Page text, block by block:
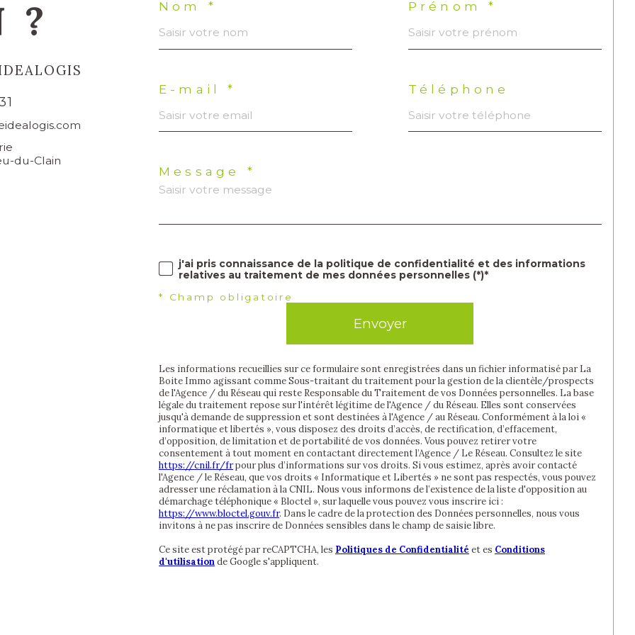
?
du-Clain
Nom * Prénom *
E-mail * Téléphone
Message *
j'ai pris connaissance de la politique de confidentialité et des informations
relatives au traitement de mes données personnelles (*)*
* Champ obligatoire
Envoyer
Les informations recueillies sur ce formulaire sont enregistrées dans un fichier informatisé par La
Boite Immo agissant comme Sous-traitant du traitement pour la gestion de la clientèle/prospects
de l'Agence / du Réseau qui reste Responsable du Traitement de vos Données personnelles. La base
légale du traitement repose sur l'intérêt légitime de l'Agence / du Réseau. Elles sont conservées
jusqu'à demande de suppression et sont destinées à l'Agence / au Réseau. Conformément à la loi «
informatique et libertés », vous disposez des droits d’accès, de rectification, d’effacement,
d’opposition, de limitation et de portabilité de vos données. Vous pouvez retirer votre
consentement à tout moment en contactant directement l’Agence / Le Réseau. Consultez le site
https://cnil.fr/frpour plus d’informations sur vos droits. Si vous estimez, après avoir contacté
l'Agence / le Réseau, que vos droits « Informatique et Libertés » ne sont pas respectés, vous pouvez
adresser une réclamation à la CNIL. Nous vous informons de l’existence de la liste d'opposition au
démarchage téléphonique « Bloctel », sur laquelle vous pouvez vous inscrire ici :
https://www.bloctel.gouv.fr. Dans le cadre de la protection des Données personnelles, nous vous
invitons à ne pas inscrire de Données sensibles dans le champ de saisie libre.
Ce site est protégé par reCAPTCHA, les Politiques de Confidentialité et es Conditions
d'utilisationde Google s'appliquent.